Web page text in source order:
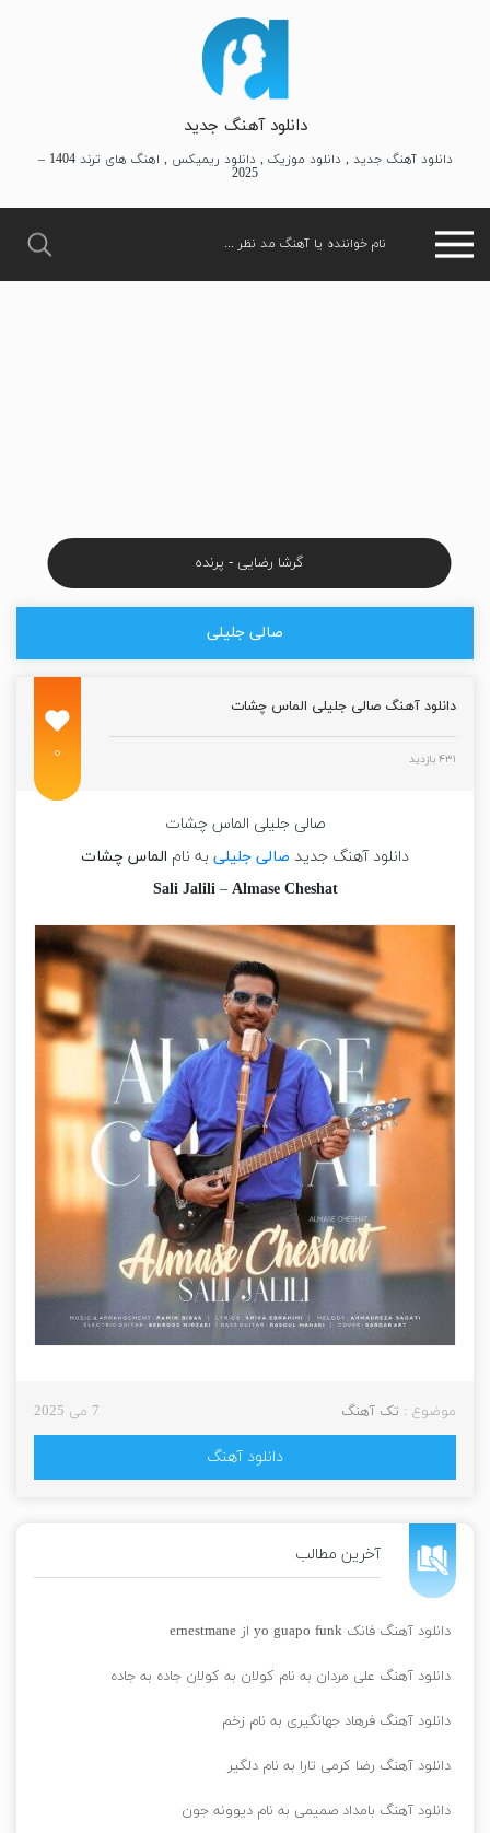
دانلود آهنگ جدید
دانلود آهنگ جدید , دانلود موزیک , دانلود ریمیکس , اهنگ های ترند 1404 –
2025
میلاد بابایی - خیال کن
آخرین مطالب
دانلود آهنگ فانک yo guapo funk از ernestmane
دانلود آهنگ علی مردان به نام کولان به کولان جاده به جاده
دانلود آهنگ فرهاد جهانگیری به نام زخم
دانلود آهنگ رضا کرمی تارا به نام دلگیر
دانلود آهنگ بامداد صمیمی به نام دیوونه جون
صالی جلیلی
دانلود آهنگ صالی جلیلی الماس چشات
۴۳۱ بازدید ۰
صالی جلیلی الماس چشات
دانلود آهنگ جدید صالی جلیلی به نام الماس چشات
Sali Jalili– Almase Cheshat
موضوع : تک آهنگ 7 می 2025
دانلود آهنگ